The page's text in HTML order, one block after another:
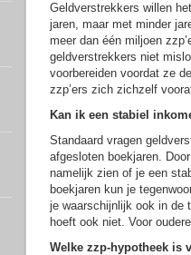
Geldverstrekkers willen
jaren, maar met minder
meer dan één miljoen
geldverstrekkers niet
voorbereiden voordat ze
zzp’ers zich zichzelf
Kan ik een stabiel
Standaard vragen
afgesloten boekjaren.
namelijk zien of je een
boekjaren kun je
je waarschijnlijk ook in de
hoeft ook niet. Voor
Welke zzp-hypotheek is